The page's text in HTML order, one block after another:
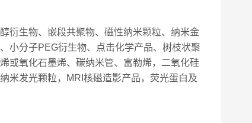
衍生物、嵌段共聚物、磁性纳米颗粒、纳米金
小分子PEG衍生物、点击化学产品、树枝状聚
或氧化石墨烯、碳纳米管、富勒烯，二氧化硅
米发光颗粒，MRI核磁造影产品，荧光蛋白及